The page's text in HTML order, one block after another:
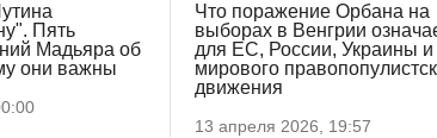
Пять
Мадьяра об
они важны
Что поражение Орбана на
выборах в Венгрии
для ЕС, России, Украины и
мирового
движения
13 апреля 2026, 19:57